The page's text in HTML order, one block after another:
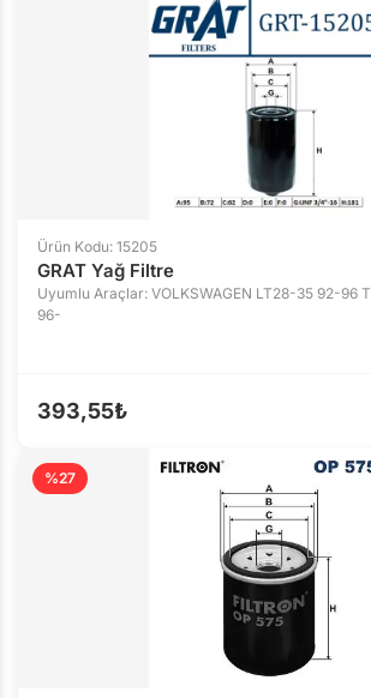
Ürün Kodu: 15205
GRAT Yağ Filtre
Uyumlu Araçlar: VOLKSWAGEN LT28-35 92-96
96-
393,55₺
%27